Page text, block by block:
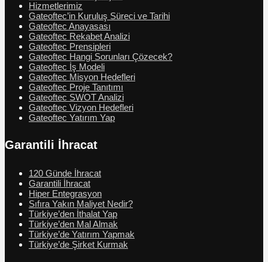
Hizmetlerimiz
Gateoftec’in Kuruluş Süreci ve Tarihi
Gateoftec Anayasası
Gateoftec Rekabet Analizi
Gateoftec Prensipleri
Gateoftec Hangi Sorunları Çözecek?
Gateoftec İş Modeli
Gateoftec Misyon Hedefleri
Gateoftec Proje Tanıtımı
Gateoftec SWOT Analizi
Gateoftec Vizyon Hedefleri
Gateoftec Yatırım Yap
Garantili İhracat
120 Günde İhracat
Garantili İhracat
Hiper Entegrasyon
Sıfıra Yakın Maliyet Nedir?
Türkiye’den İthalat Yap
Türkiye’den Mal Almak
Türkiye’de Yatırım Yapmak
Türkiye’de Şirket Kurmak